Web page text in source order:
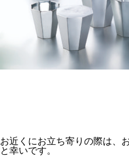
お近くにお立ち寄りの際は、
と幸いです。